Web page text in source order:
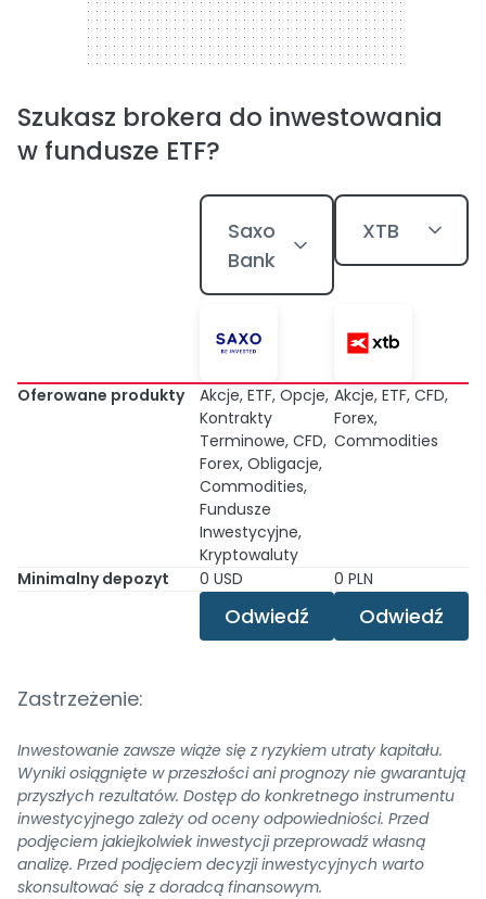
Szukasz brokera do inwestowania
w fundusze ETF?
Saxo
Bank
XTB
Oferowane produkty
Akcje, ETF, Opcje,
Kontrakty
Terminowe, CFD,
Forex, Obligacje,
Commodities,
Fundusze
Inwestycyjne,
Kryptowaluty
Akcje, ETF, CFD,
Forex,
Commodities
Minimalny depozyt 0 USD 0 PLN
Odwiedź Odwiedź
Zastrzeżenie:
Inwestowanie zawsze wiąże się z ryzykiem utraty kapitału.
Wyniki osiągnięte w przeszłości ani prognozy nie gwarantują
przyszłych rezultatów. Dostęp do konkretnego instrumentu
inwestycyjnego zależy od oceny odpowiedniości. Przed
podjęciem jakiejkolwiek inwestycji przeprowadź własną
analizę. Przed podjęciem decyzji inwestycyjnych warto
skonsultować się z doradcą finansowym.